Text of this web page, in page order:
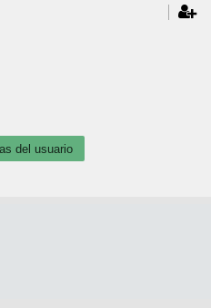
del usuario